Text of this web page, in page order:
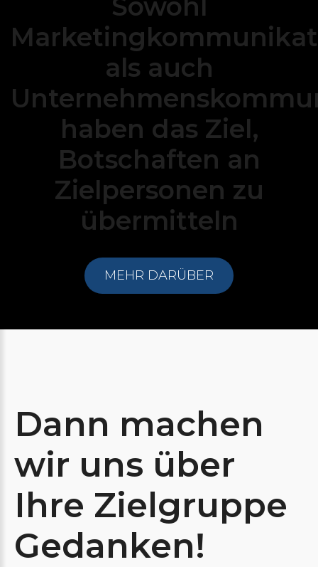
als auch
haben das Ziel,
Botschaften an
Zielpersonen zu
übermitteln
MEHR DARÜBER
Dann machen
wir uns über
Ihre Zielgruppe
Gedanken!